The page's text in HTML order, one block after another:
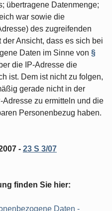
übertragene Datenmenge;
war sowie die
des zugreifenden
Ansicht, dass es sich bei
Daten im Sinne von §
die IP-Adresse die
ist. Dem ist nicht zu folgen,
gerade nicht in der
Adresse zu ermitteln und die
Personenbezug haben.
- 23 S 3/07
finden Sie hier:
Daten -